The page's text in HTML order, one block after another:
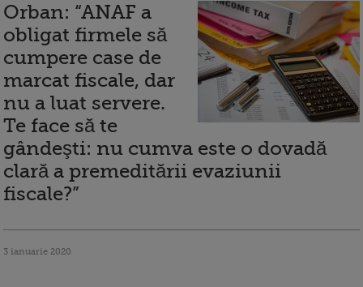
Orban: “ANAF a
obligat firmele să
cumpere case de
marcat fiscale, dar
nu a luat servere.
Te face să te
gândeşti: nu cumva este o dovadă
clară a premeditării evaziunii
fiscale?”
3 ianuarie 2020